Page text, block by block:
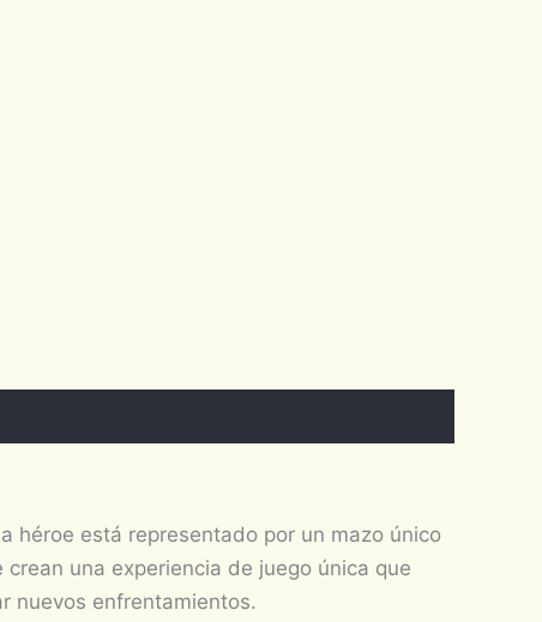
héroe está representado por un mazo único
una experiencia de juego única que
nuevos enfrentamientos.